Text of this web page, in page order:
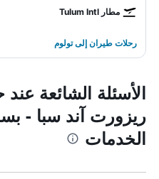
مطار Tulum Intl
رحلات طيران إلى تولوم
الأسئلة الشائعة
ريزورت آند سبا -
الخدمات